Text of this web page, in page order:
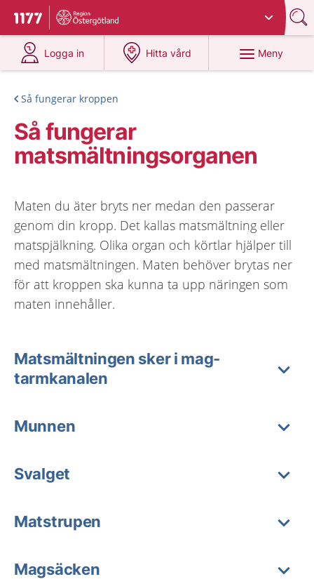
Till startsidan för 1177
Du har valt region
Logga in
på 1177.se
Hitta vård
på 1177.se
Meny
Så fungerar kroppen
Så fungerar
matsmältningsorganen
Maten du äter bryts ner medan den passerar
genom din kropp. Det kallas matsmältning eller
matspjälkning. Olika organ och körtlar hjälper till
med matsmältningen. Maten behöver brytas ner
för att kroppen ska kunna ta upp näringen som
maten innehåller.
Matsmältningen sker i mag-
tarmkanalen
Munnen
Svalget
Matstrupen
Magsäcken